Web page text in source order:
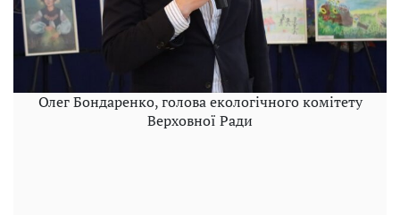
Олег Бондаренко, голова екологічного комітету
Верховної Ради